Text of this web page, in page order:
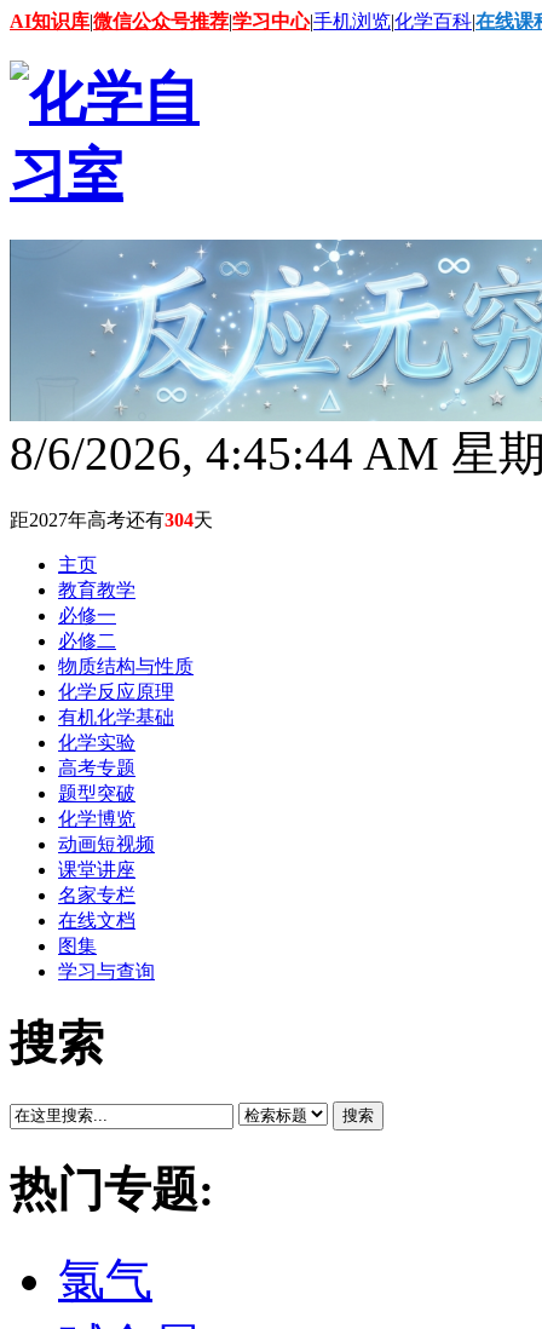
AI知识库|微信公众号推荐|学习中心|手机浏览|化学百科|在线课
8/6/2026, 4:45:46 AM 星
距2027年高考还有304天
主页
教育教学
必修一
必修二
物质结构与性质
化学反应原理
有机化学基础
化学实验
高考专题
题型突破
化学博览
动画短视频
课堂讲座
名家专栏
在线文档
图集
学习与查询
搜索
搜索
热门专题:
氯气